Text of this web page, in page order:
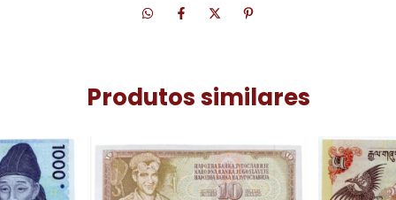
Produtos similares